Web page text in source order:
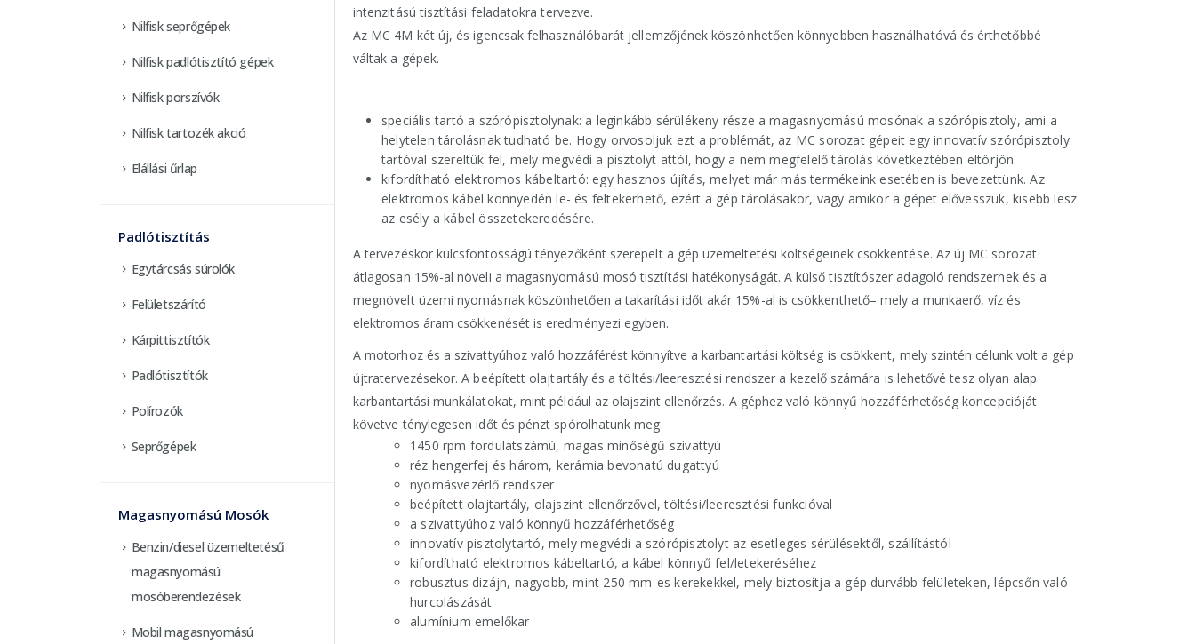
intenzitású tisztítási feladatokra tervezve.
Az MC 4M két új, és igencsak felhasználóbarát jellemzőjének köszönhetően könnyebben használhatóvá és érthetőbbé
váltak a gépek.
speciális tartó a szórópisztolynak: a leginkább sérülékeny része a magasnyomású mosónak a szórópisztoly, ami a
helytelen tárolásnak tudható be. Hogy orvosoljuk ezt a problémát, az MC sorozat gépeit egy innovatív szórópisztoly
tartóval szereltük fel, mely megvédi a pisztolyt attól, hogy a nem megfelelő tárolás következtében eltörjön.
kifordítható elektromos kábeltartó: egy hasznos újítás, melyet már más termékeink esetében is bevezettünk. Az
elektromos kábel könnyedén le- és feltekerhető, ezért a gép tárolásakor, vagy amikor a gépet elővesszük, kisebb lesz
az esély a kábel összetekeredésére.
A tervezéskor kulcsfontosságú tényezőként szerepelt a gép üzemeltetési költségeinek csökkentése. Az új MC sorozat
átlagosan 15%-al növeli a magasnyomású mosó tisztítási hatékonyságát. A külső tisztítószer adagoló rendszernek és a
megnövelt üzemi nyomásnak köszönhetően a takarítási időt akár 15%-al is csökkenthető– mely a munkaerő, víz és
elektromos áram csökkenését is eredményezi egyben.
A motorhoz és a szivattyúhoz való hozzáférést könnyítve a karbantartási költség is csökkent, mely szintén célunk volt a gép
újtratervezésekor. A beépített olajtartály és a töltési/leeresztési rendszer a kezelő számára is lehetővé tesz olyan alap
karbantartási munkálatokat, mint például az olajszint ellenőrzés. A géphez való könnyű hozzáférhetőség koncepcióját
követve ténylegesen időt és pénzt spórolhatunk meg.
1450 rpm fordulatszámú, magas minőségű szivattyú
réz hengerfej és három, kerámia bevonatú dugattyú
nyomásvezérlő rendszer
beépített olajtartály, olajszint ellenőrzővel, töltési/leeresztési funkcióval
a szivattyúhoz való könnyű hozzáférhetőség
innovatív pisztolytartó, mely megvédi a szórópisztolyt az esetleges sérülésektől, szállítástól
kifordítható elektromos kábeltartó, a kábel könnyű fel/letekeréséhez
robusztus dizájn, nagyobb, mint 250 mm-es kerekekkel, mely biztosítja a gép durvább felületeken, lépcsőn való
hurcolászását
alumínium emelőkar
Nilfisk seprőgépek
Nilfisk padlótisztító gépek
Nilfisk porszívók
Nilfisk tartozék akció
Elállási űrlap
Padlótisztítás
Egytárcsás súrolók
Felületszárító
Kárpittisztítók
Padlótisztítók
Polírozók
Seprőgépek
Magasnyomású Mosók
Benzin/diesel üzemeltetésű
magasnyomású
mosóberendezések
Mobil magasnyomású